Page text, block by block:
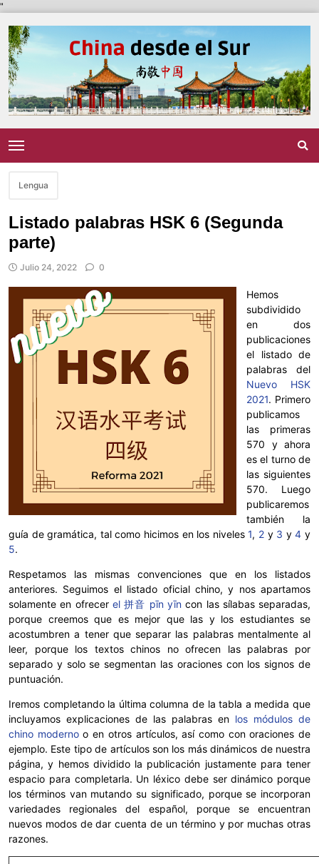
"
Lengua
Listado palabras HSK 6 (Segunda
parte)
Julio 24, 2022 0
Hemos
subdividido
en dos
publicaciones
el listado de
palabras del
Nuevo HSK
2021. Primero
publicamos
las primeras
570 y ahora
es el turno de
las siguientes
570. Luego
publicaremos
también la
guía de gramática, tal como hicimos en los niveles1, 2 y 3 y4y
5.
Respetamos las mismas convenciones que en los listados
anteriores. Seguimos el listado oficial chino, y nos apartamos
solamente en ofrecer el 拼音 pīn yīn con las sílabas separadas,
porque creemos que es mejor que las y los estudiantes se
acostumbren a tener que separar las palabras mentalmente al
leer, porque los textos chinos no ofrecen las palabras por
separado y solo se segmentan las oraciones con los signos de
puntuación.
Iremos completando la última columna de la tabla a medida que
incluyamos explicaciones de las palabras en los módulos de
chino modernoo en otros artículos, así como con oraciones de
ejemplo. Este tipo de artículos son los más dinámicos de nuestra
página, y hemos dividido la publicación justamente para tener
espacio para completarla. Un léxico debe ser dinámico porque
los términos van mutando su significado, porque se incorporan
variedades regionales del español, porque se encuentran
nuevos modos de dar cuenta de un término y por muchas otras
razones.